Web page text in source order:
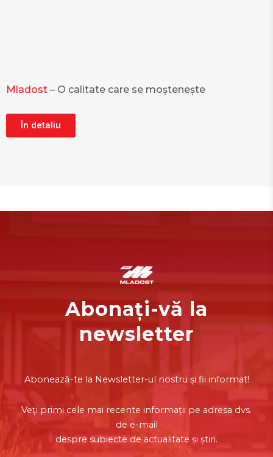
Mladost – O calitate care se moștenește
În detaliu
Abonați-vă la
newsletter
Abonează-te la Newsletter-ul nostru și fii informat!
Veți primi cele mai recente informații pe adresa dvs.
de e-mail
despre subiecte de actualitate și știri.